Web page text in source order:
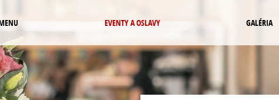
EVENTY A OSLAVY GALÉRIA